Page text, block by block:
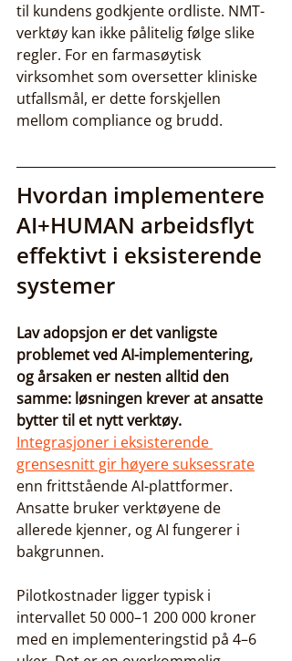
til kundens godkjente ordliste. NMT-
verktøy kan ikke pålitelig følge slike
regler. For en farmasøytisk
virksomhet som oversetter kliniske
utfallsmål, er dette forskjellen
mellom compliance og brudd.
Hvordan implementere
AI+HUMAN arbeidsflyt
effektivt i eksisterende
systemer
Lav adopsjon er det vanligste
problemet ved AI-implementering,
og årsaken er nesten alltid den
samme: løsningen krever at ansatte
bytter til et nytt verktøy.
Integrasjoner i eksisterende
grensesnitt gir høyere suksessrate
enn frittstående AI-plattformer.
Ansatte bruker verktøyene de
allerede kjenner, og AI fungerer i
bakgrunnen.
Pilotkostnader ligger typisk i
intervallet 50 000–1 200 000 kroner
med en implementeringstid på 4–6